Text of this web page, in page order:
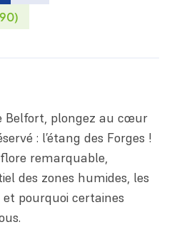
Belfort, plongez au cœur
: l’étang des Forges !
remarquable,
des zones humides, les
pourquoi certaines